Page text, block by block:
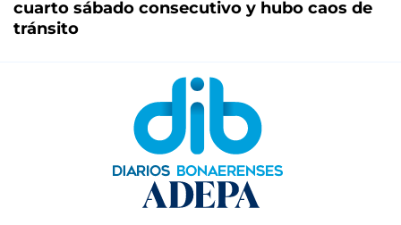
cuarto sábado consecutivo y hubo caos de
tránsito